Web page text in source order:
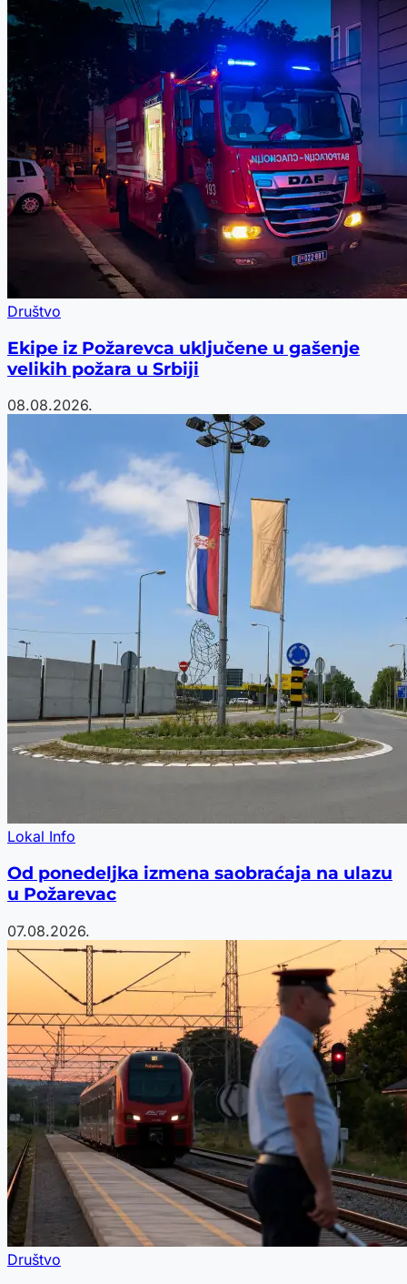
Društvo
Ekipe iz Požarevca uključene u gašenje
velikih požara u Srbiji
08.08.2026.
Lokal Info
Od ponedeljka izmena saobraćaja na ulazu
u Požarevac
07.08.2026.
Društvo